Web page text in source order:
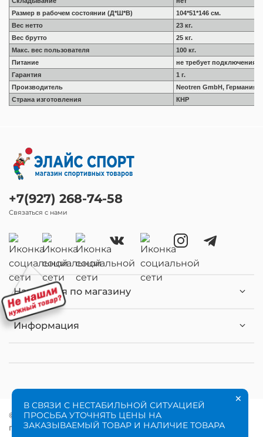
Размер в рабочем состоянии (Д*Ш*В)
104*51*146 см.
Вес нетто
23 кг.
Вес брутто
25 кг.
Макс. вес пользователя
100 кг.
Питание
не требует подключения к
Гарантия
1 г.
Производитель
Neotren GmbH, Германия
Страна изготовления
КНР
Навигация по магазину
Информация
+7(927) 268-74-58
Связаться с нами
© 2020 Любое использование контента без
письменного разрешения запрещено
В СВЯЗИ С НЕСТАБИЛЬНОЙ СИТУАЦИЕЙ
ПРОСЬБА УТОЧНЯТЬ ЦЕНЫ НА
ЗАКАЗЫВАЕМЫЙ ТОВАР И НАЛИЧИЕ ТОВАРА
×